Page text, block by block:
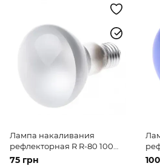
Лампа накаливания
рефлекторная R R-80 100W
Br 220V
75 грн